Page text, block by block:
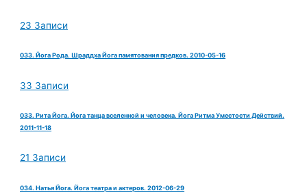
23 Записи
033. Йога Рода. Шраддха Йога памятования предков. 2010-05-16
33 Записи
033. Рита Йога. Йога танца вселенной и человека. Йога Ритма Уместости Действий.
2011-11-18
21 Записи
034. Натья Йога. Йога театра и актеров. 2012-06-29